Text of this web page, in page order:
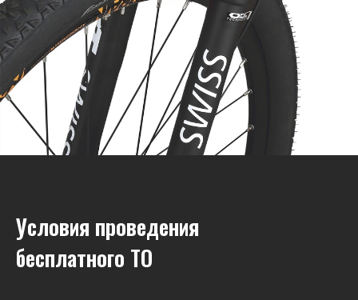
Условия проведения
бесплатного ТО